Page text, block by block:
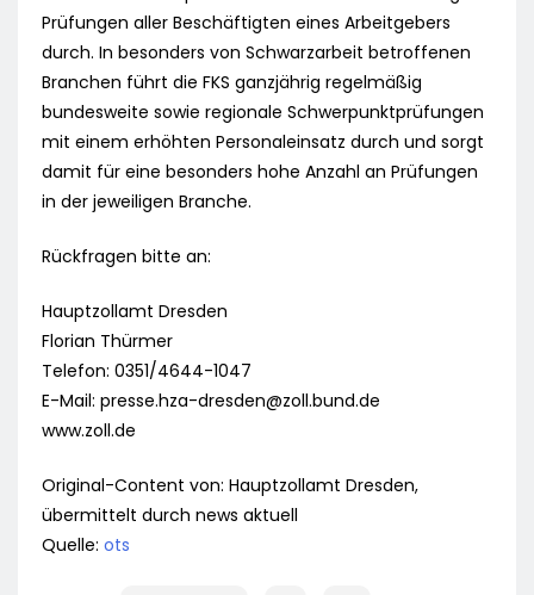
Prüfungen aller Beschäftigten eines Arbeitgebers
durch. In besonders von Schwarzarbeit betroffenen
Branchen führt die FKS ganzjährig regelmäßig
bundesweite sowie regionale Schwerpunktprüfungen
mit einem erhöhten Personaleinsatz durch und sorgt
damit für eine besonders hohe Anzahl an Prüfungen
in der jeweiligen Branche.
Rückfragen bitte an:
Hauptzollamt Dresden
Florian Thürmer
Telefon: 0351/4644-1047
E-Mail: presse.hza-dresden@zoll.bund.de
www.zoll.de
Original-Content von: Hauptzollamt Dresden,
übermittelt durch news aktuell
Quelle: ots